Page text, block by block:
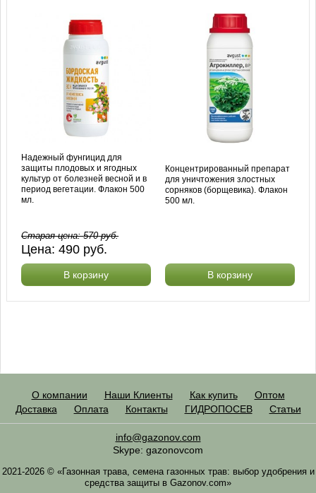
Надежный фунгицид для
защиты плодовых и ягодных
культур от болезней весной и в
период вегетации. Флакон 500
мл.
Старая цена:570руб.
Цена:490 руб.
В корзину
Концентрированный препарат
для уничтожения злостных
сорняков (борщевика). Флакон
500 мл.
В корзину
О компании Наши Клиенты Как купить
Оптом
Доставка
Оплата Контакты ГИДРОПОСЕВ Статьи
info@gazonov.com
Skype: gazonovcom
2021-2026 © «Газонная трава, семена газонных трав: выбор удобрения и
средства защиты в Gazonov.com»